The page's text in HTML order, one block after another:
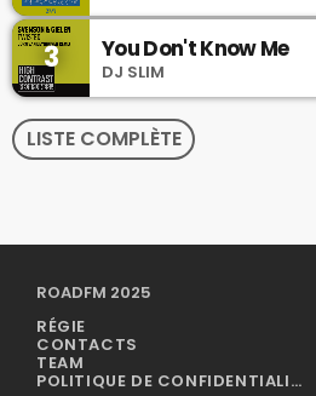
3 You Don't Know Me
DJ SLIM
LISTE COMPLÈTE
ROADFM 2025
RÉGIE
CONTACTS
TEAM
POLITIQUE DE CONFIDENTIALITÉ